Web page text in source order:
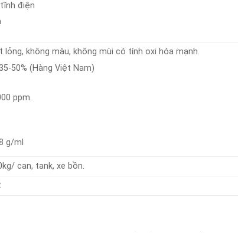
điện
lỏng, không màu, không mùi có tính oxi hóa mạnh.
50% (Hàng Việt Nam)
ppm.
g/ml
can, tank, xe bồn.